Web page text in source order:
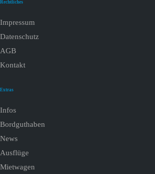
Rechtliches
Impressum
Datenschutz
AGB
Kontakt
Extras
Infos
Bordguthaben
News
Ausflüge
Mietwagen